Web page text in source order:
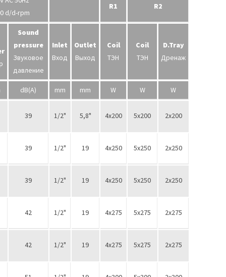
d/d-rpm
R1 R2
Sound
pressure
Звуковое
давление
Inlet
Вход
Outlet
Выход
Coil
ТЭН
Coil
ТЭН
D.Tray
Дренаж
dB(A) mm mm W W W
39 1/2" 5,8" 4х200 5х200 2х200
39 1/2" 19 4х250 5х250 2х250
39 1/2" 19 4х250 5х250 2х250
42 1/2" 19 4х275 5х275 2х275
42 1/2" 19 4х275 5х275 2х275